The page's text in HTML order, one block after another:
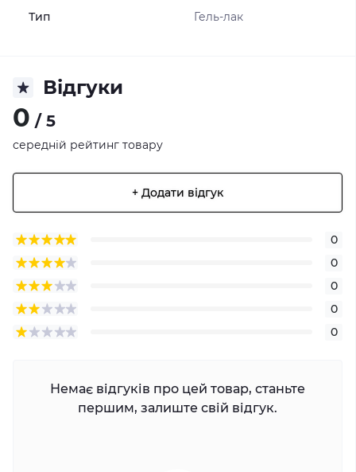
Тип Гель-лак
Відгуки
0 / 5
середній рейтинг товару
+ Додати відгук
0
0
0
0
0
Немає відгуків про цей товар, станьте
першим, залиште свій відгук.